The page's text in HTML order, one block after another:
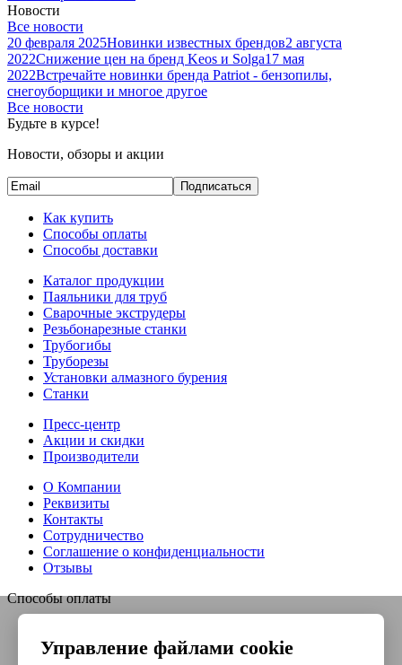
Управление файлами cookie
Новости
Все новости
20 февраля 2025Новинки известных брендов2 августа
2022Снижение цен на бренд Keos и Solga17 мая
2022Встречайте новинки бренда Patriot - бензопилы,
снегоуборщики и многое другое
Все новости
Будьте в курсе!
Новости, обзоры и акции
Подписаться
Как купить
Способы оплаты
Способы доставки
Каталог продукции
Паяльники для труб
Сварочные экструдеры
Резьбонарезные станки
Трубогибы
Труборезы
Установки алмазного бурения
Станки
Пресс-центр
Акции и скидки
Производители
О Компании
Реквизиты
Контакты
Сотрудничество
Соглашение о конфиденциальности
Отзывы
Способы оплаты